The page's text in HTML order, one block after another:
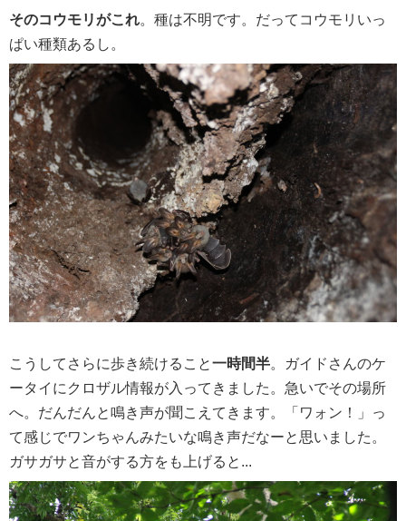
そのコウモリがこれ 。種は不明です。だってコウモリいっ
ぱい種類あるし。
こうしてさらに歩き続けること一時間半 。ガイドさんのケ
ータイにクロザル情報が入ってきました。急いでその場所
へ。だんだんと鳴き声が聞こえてきます。「ワォン！」っ
て感じでワンちゃんみたいな鳴き声だなーと思いました。
ガサガサと音がする方をも上げると...